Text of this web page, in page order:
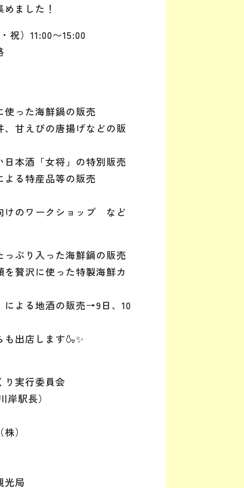
ました！
祝）11:00〜15:00
使った海鮮鍋の販売
、甘えびの唐揚げなどの販
日本酒「女将」の特別販売
よる特産品等の販売
けのワークショップ など
っぷり入った海鮮鍋の販売
を贅沢に使った特製海鮮カ
による地酒の販売→9日、10
出店します🍶✨
り実行委員会
駅長）
）
局